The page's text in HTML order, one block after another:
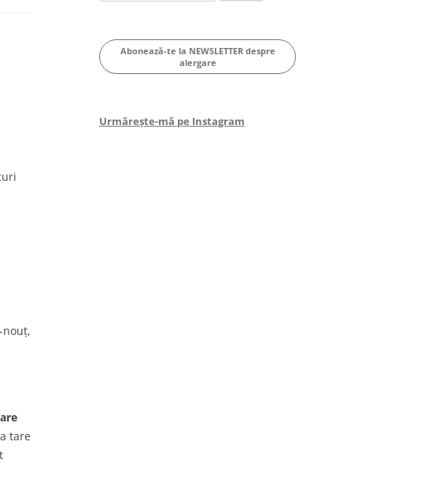
nouț,
tare
for:
Abonează-te la NEWSLETTER despre
alergare
Urmărește-mă pe Instagram